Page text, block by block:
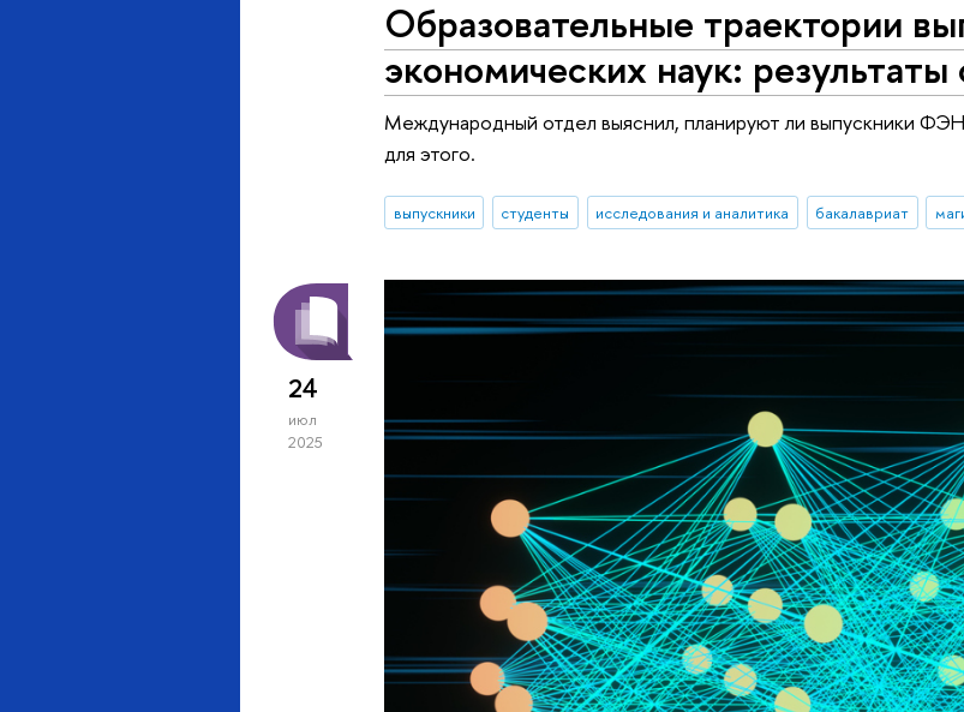
Образовательные траектории
экономических наук: результаты
Международный отдел выяснил, планируют ли выпускники
для этого.
выпускники студенты исследования и аналитика бакалавриат
24
июл
2025